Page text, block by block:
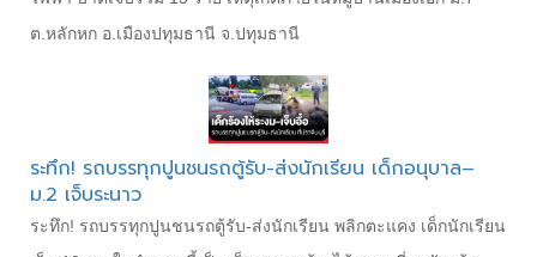
ต.หลักหก อ.เมืองปทุมธานี จ.ปทุมธานี
ระทึก! รถบรรทุกปูนชนรถตู้รับ-ส่งนักเรียน เด็กอนุบาล–
ม.2 เจ็บระนาว
ระทึก! รถบรรทุกปูนชนรถตู้รับ-ส่งนักเรียน พลิกตะแคง เด็กนักเรียน